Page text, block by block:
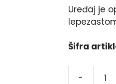
Uređaj je
Šifra
-